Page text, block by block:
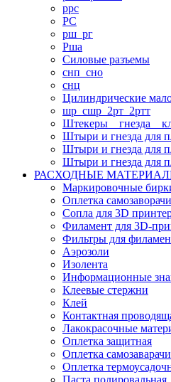
ррс
РС
рш_рг
Рша
Силовые разъемы
снп_сно
снц
Цилиндрические
шр_сшр_2рт_2ртт
Штекеры _ гнезда _
Штыри и гнезда для
Штыри и гнезда для
Штыри и гнезда для
РАСХОДНЫЕ
Маркировочные
Оплетка
Сопла для 3D
Филамент для 3D-
Фильтры для
Аэрозоли
Изолента
Информационные
Клеевые стержни
Клей
Контактная
Лакокрасочные
Оплетка защитная
Оплетка
Оплетка
Паста полировальная